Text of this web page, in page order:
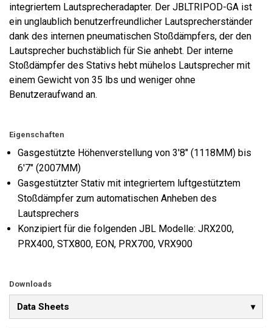
integriertem Lautsprecheradapter. Der JBLTRIPOD-GA ist
ein unglaublich benutzerfreundlicher Lautsprecherständer
dank des internen pneumatischen Stoßdämpfers, der den
Lautsprecher buchstäblich für Sie anhebt. Der interne
Stoßdämpfer des Stativs hebt mühelos Lautsprecher mit
einem Gewicht von 35 lbs und weniger ohne
Benutzeraufwand an.
Eigenschaften
Gasgestützte Höhenverstellung von 3'8" (1118MM) bis
6'7" (2007MM)
Gasgestützter Stativ mit integriertem luftgestütztem
Stoßdämpfer zum automatischen Anheben des
Lautsprechers
Konzipiert für die folgenden JBL Modelle: JRX200,
PRX400, STX800, EON, PRX700, VRX900
Downloads
Data Sheets